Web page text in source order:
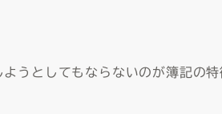
うとしてもならないのが簿記の